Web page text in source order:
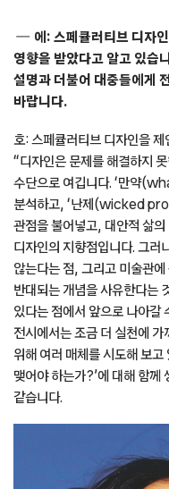
에: 스페큘러티브 디
영향을 받았다고 알고 있습
설명과 더불어 대중들에게
바랍니다.
호: 스페큘러티브 디자인을
“디자인은 문제를 해결하지
수단으로 여깁니다. ‘만약
분석하고, ‘난제(wicked
관점을 불어넣고, 대안적 삶
디자인의 지향점입니다. 그러
않는다는 점, 그리고 미술관
반대되는 개념을 사유한다는
있다는 점에서 앞으로 나아갈
전시에서는 조금 더 실천에
위해 여러 매체를 시도해 보
맺어야 하는가?’에 대해 함께
같습니다.